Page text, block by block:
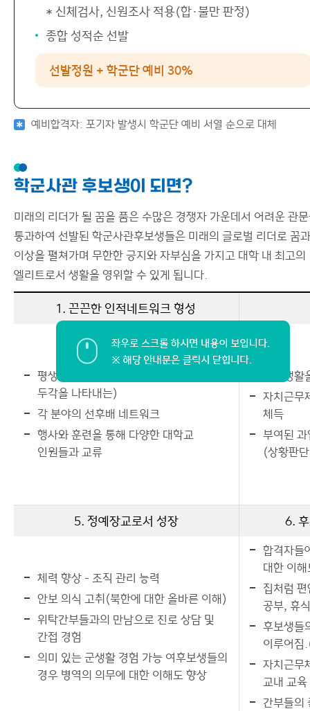
* 신체검사, 신원조사 적용(합·불만 판정)
종합 성적순 선발
선발정원 + 학군단 예비 30%
예비합격자: 포기자 발생시 학군단 예비 서열 순으로 대체
학군사관 후보생이 되면?
미래의 리더가 될 꿈을 품은 수많은 경쟁자 가운데서 어려운 관
통과하여 선발된 학군사관후보생들은 미래의 글로벌 리더로 꿈과
이상을 펼쳐가며 무한한 긍지와 자부심을 가지고 대학 내 최고의
엘리트로서 생활을 영위할 수 있게 됩니다.
1. 끈끈한 인적네트워크 형성
평생을 함께할 각별한 동기(여러분야에서
두각을 나타내는)
각 분야의 선후배 네트워크
행사와 훈련을 통해 다양한 대학교
인원들과 교류
단체생
자치근무
체득
부여된
(상황판
5. 정예장교로서 성장 6.
체력 향상 - 조직 관리 능력
안보 의식 고취(북한에 대한 올바른 이해)
위탁간부들과의 만남으로 진로 상담 및
간접 경험
의미 있는 군생활 경험 가능 여후보생들의
경우 병역의 의무에 대한 이해도 향상
합격자들
대한 이
집처럼
공부, 휴
후보생들
이루어짐
자치근무
교내 교육
간부들의